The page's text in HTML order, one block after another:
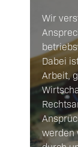
Wir
Dabei
Arbeit,
werden